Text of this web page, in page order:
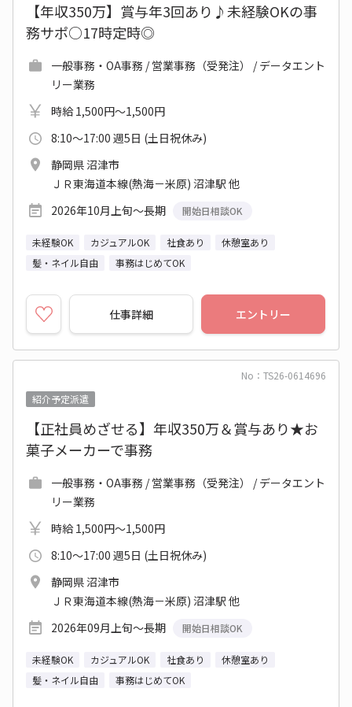
【年収350万】賞与年3回あり♪未経験OKの事
務サポ○17時定時◎
一般事務・OA事務 / 営業事務（受発注） / データエント
リー業務
時給 1,500円～1,500円
8:10～17:00 週5日 (土日祝休み)
静岡県 沼津市
ＪＲ東海道本線(熱海－米原) 沼津駅 他
2026年10月上旬～長期
開始日相談OK
未経験OK カジュアルOK 社食あり
休憩室あり
髪・ネイル自由
事務はじめてOK
仕事詳細 エントリー
No：TS26-0614696
紹介予定派遣
【正社員めざせる】年収350万＆賞与あり★お
菓子メーカーで事務
一般事務・OA事務 / 営業事務（受発注） / データエント
リー業務
時給 1,500円～1,500円
8:10～17:00 週5日 (土日祝休み)
静岡県 沼津市
ＪＲ東海道本線(熱海－米原) 沼津駅 他
2026年09月上旬～長期
開始日相談OK
未経験OK カジュアルOK 社食あり
休憩室あり
髪・ネイル自由
事務はじめてOK